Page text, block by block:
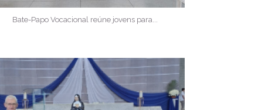
Bate-Papo Vocacional reúne jovens para...